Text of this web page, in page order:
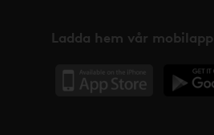
Ladda hem vår mobilapp